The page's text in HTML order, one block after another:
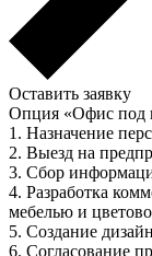
Оставить заявку
Опция «Офис под
1. Назначение
2. Выезд на
3. Сбор
4. Разработка
мебелью и
5. Создание
6. Согласование